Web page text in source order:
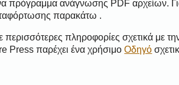
πρόγραμμα ανάγνωσης PDF αρχείων.
παρακάτω .
περισσότερες πληροφορίες σχετικά
Press παρέχει ένα χρήσιμοΟδηγό